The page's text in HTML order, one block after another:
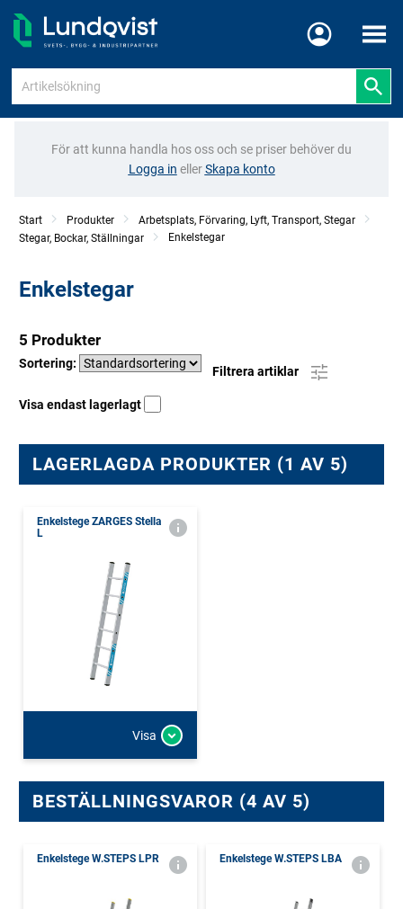
Meny
För att kunna handla hos oss och se priser behöver du
Logga in ellerSkapa konto
Start Produkter
Arbetsplats, Förvaring, Lyft, Transport, Stegar
Stegar, Bockar, Ställningar
Enkelstegar
Enkelstegar
5 Produkter
Sortering:
Filtrera artiklar
Visa endast lagerlagt
LAGERLAGDA PRODUKTER (1 AV 5)
Enkelstege ZARGES Stella
L
Visa
BESTÄLLNINGSVAROR (4 AV 5)
Enkelstege W.STEPS LPR Enkelstege W.STEPS LBA